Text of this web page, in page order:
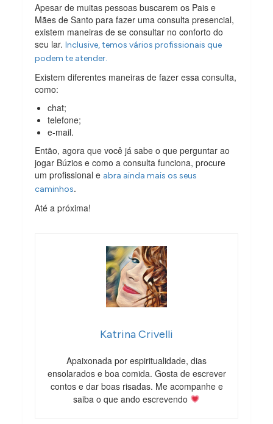
Apesar de muitas pessoas buscarem os Pais e
Mães de Santo para fazer uma consulta presencial,
existem maneiras de se consultar no conforto do
seu lar.Inclusive, temos vários profissionais que
podem te atender.
Existem diferentes maneiras de fazer essa consulta,
como:
chat;
telefone;
e-mail.
Então, agora que você já sabe o que perguntar ao
jogar Búzios e como a consulta funciona, procure
um profissional e abra ainda mais os seus
caminhos.
Até a próxima!
Katrina Crivelli
Apaixonada por espiritualidade, dias
ensolarados e boa comida. Gosta de escrever
contos e dar boas risadas. Me acompanhe e
saiba o que ando escrevendo